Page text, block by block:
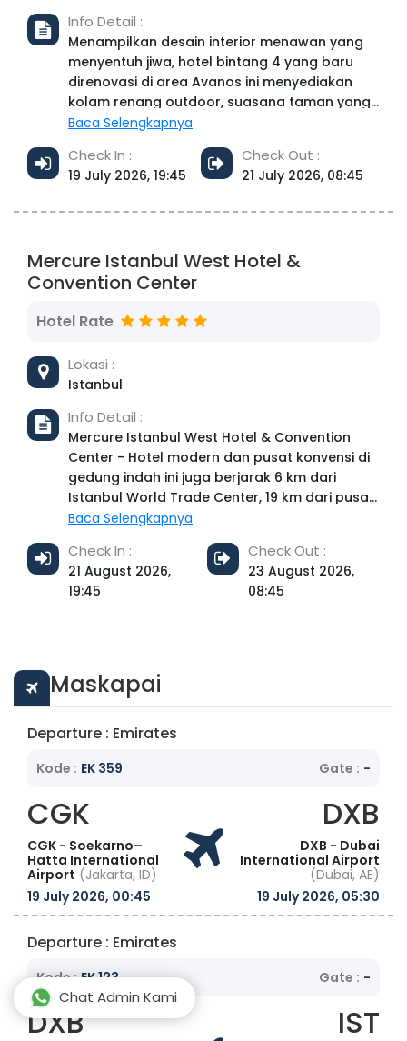
Info Detail :
Menampilkan desain interior menawan yang
menyentuh jiwa, hotel bintang 4 yang baru
direnovasi di area Avanos ini menyediakan
kolam renang outdoor, suasana taman yang
tenang, kamar yang luas dan bersih, serta
lezat.
Baca Selengkapnya
Check In :
19 July 2026, 19:45
Check Out :
21 July 2026, 08:45
Mercure Istanbul West Hotel &
Convention Center
Hotel Rate
Lokasi :
Istanbul
Info Detail :
Mercure Istanbul West Hotel & Convention
Center - Hotel modern dan pusat konvensi di
gedung indah ini juga berjarak 6 km dari
Istanbul World Trade Center, 19 km dari pusat
kota, dan 39 km dari Bandara Istanbul. Kamar
layar datar, Wi-Fi gratis, minibar, dan alat
pembuat kopi. Suite memiliki tempat tidur
sofa. Layanan kamar tersedia. Parkir dan
apik, ditambah spa, gym, dan kolam renang
indoor. Pusat konvensi memiliki 51 ruang
tambahan. Address: Yenibosna Merkez, 1.
Turkey Phone: +90 212 411 15 00
Baca Selengkapnya
Check In :
21 August 2026,
19:45
Check Out :
23 August 2026,
08:45
Maskapai
Departure : Emirates
Kode : EK 359 Gate : -
CGK
CGK - Soekarno–
Hatta International
Airport (Jakarta, ID)
19 July 2026, 00:45
DXB
DXB - Dubai
International Airport
(Dubai, AE)
19 July 2026, 05:30
Departure : Emirates
Kode : EK 123 Gate : -
DXB IST
Chat Admin Kami